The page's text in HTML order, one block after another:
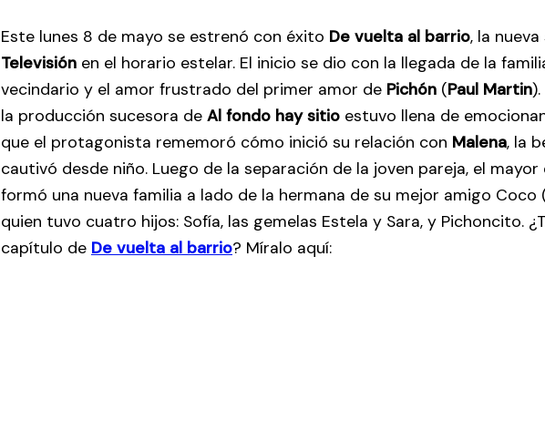
Este lunes 8 de mayo se estrenó con éxito De vuelta al barrio, la
Televisión en el horario estelar. El inicio se dio con la llegada de la
vecindario y el amor frustrado del primer amor de Pichón (Paul Martin
la producción sucesora de Al fondo hay sitio estuvo llena de
que el protagonista rememoró cómo inició su relación con Malena, la
cautivó desde niño. Luego de la separación de la joven pareja, el mayor
formó una nueva familia a lado de la hermana de su mejor amigo Coco
quien tuvo cuatro hijos: Sofía, las gemelas Estela y Sara, y Pichoncito.
capítulo de De vuelta al barrio? Míralo aquí: